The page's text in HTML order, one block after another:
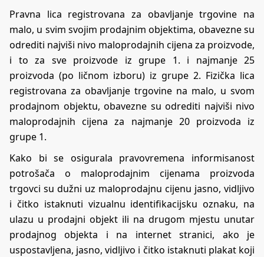
Pravna lica registrovana za obavljanje trgovine na
malo, u svim svojim prodajnim objektima, obavezne su
odrediti najviši nivo maloprodajnih cijena za proizvode,
i to za sve proizvode iz grupe 1. i najmanje 25
proizvoda (po ličnom izboru) iz grupe 2. Fizička lica
registrovana za obavljanje trgovine na malo, u svom
prodajnom objektu, obavezne su odrediti najviši nivo
maloprodajnih cijena za najmanje 20 proizvoda iz
grupe 1.
Kako bi se osigurala pravovremena informisanost
potrošača o maloprodajnim cijenama proizvoda
trgovci su dužni uz maloprodajnu cijenu jasno, vidljivo
i čitko istaknuti vizualnu identifikacijsku oznaku, na
ulazu u prodajni objekt ili na drugom mjestu unutar
prodajnog objekta i na internet stranici, ako je
uspostavljena, jasno, vidljivo i čitko istaknuti plakat koji